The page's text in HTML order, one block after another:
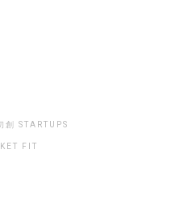
創 STARTUPS
FIT